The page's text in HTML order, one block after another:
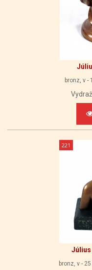
bronz, v -
221
Július
bronz, v -